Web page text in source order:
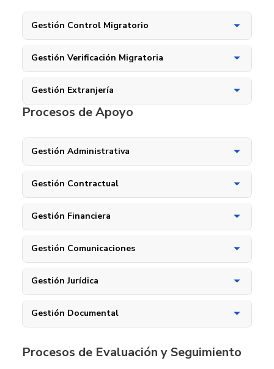
Gestión Control Migratorio
Gestión Verificación Migratoria
Gestión Extranjería
Procesos de Apoyo
Gestión Administrativa
Gestión Contractual
Gestión Financiera
Gestión Comunicaciones
Gestión Jurídica
Gestión Documental
Procesos de Evaluación y Seguimiento